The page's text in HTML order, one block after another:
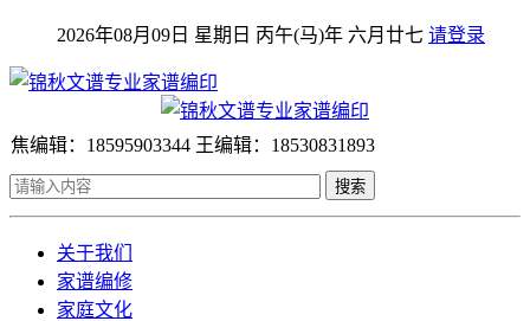
2026年08月09日 星期日 丙午(马)年 六月廿七 请登录
焦编辑：18595903344 王编辑：18530831893
搜索
关于我们
家谱编修
家庭文化